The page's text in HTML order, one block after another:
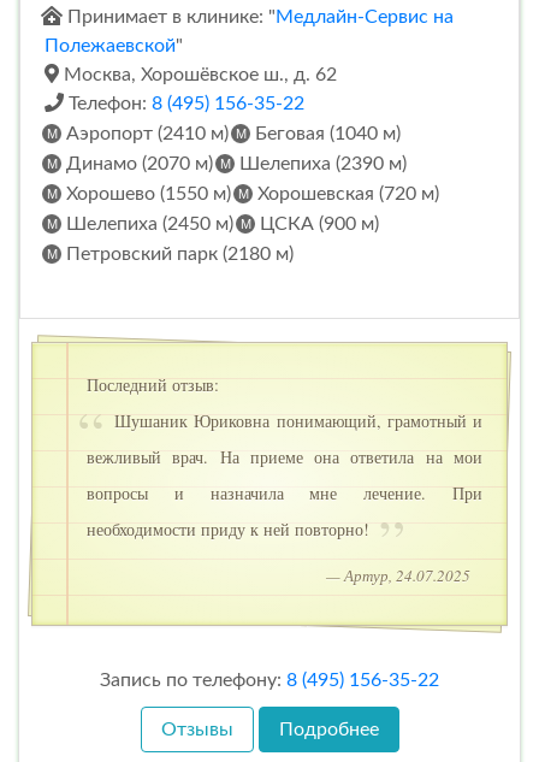
Принимает в клинике: "Медлайн-Сервис на
Полежаевской"
Москва, Хорошёвское ш., д. 62
Телефон: 8 (495) 156-35-22
Аэропорт (2410 м)
Беговая (1040 м)
Динамо (2070 м)
Шелепиха (2390 м)
Хорошево (1550 м)
Хорошевская (720 м)
Шелепиха (2450 м)
ЦСКА (900 м)
Петровский парк (2180 м)
Последний отзыв:
Шушаник Юриковна понимающий, грамотный и
вежливый врач. На приеме она ответила на мои
вопросы и назначила мне лечение. При
необходимости приду к ней повторно!
— Артур, 24.07.2025
Запись по телефону: 8 (495) 156-35-22
Отзывы Подробнее